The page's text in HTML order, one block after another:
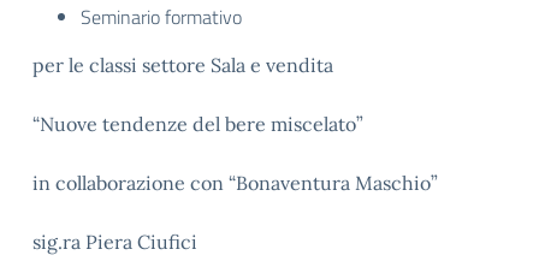
Seminario formativo
per le classi settore Sala e vendita
“Nuove tendenze del bere miscelato”
in collaborazione con “Bonaventura Maschio”
sig.ra Piera Ciufici